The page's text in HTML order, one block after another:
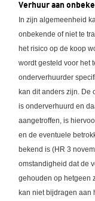
Verhuur aan
In zijn algemeenheid
onbekende of niet te
het risico op de koop
wordt gesteld voor het
onderverhuurder
kan dit anders zijn. De
is onderverhuurd en
aangetroffen, is
en de eventuele
bekend is (HR 3
omstandigheid dat de
gehouden op hetgeen
kan niet bijdragen aan